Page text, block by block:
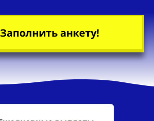
Заполнить анкету!